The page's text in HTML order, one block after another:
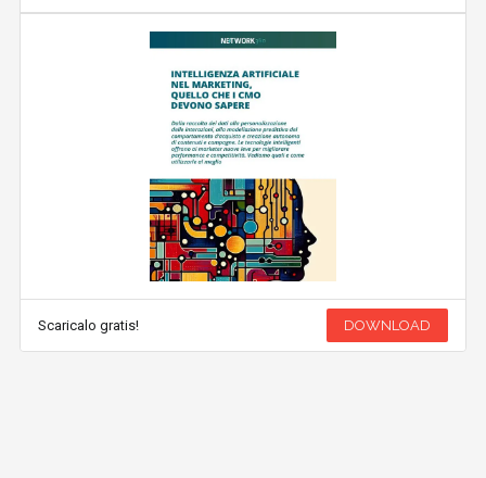
Scaricalo gratis! DOWNLOAD